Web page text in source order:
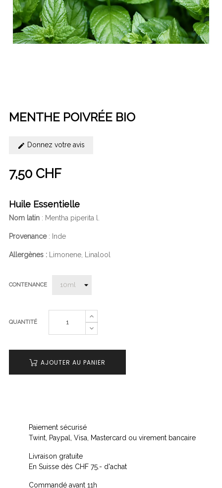
MENTHE POIVRÉE BIO
Donnez votre avis
7,50 CHF
Huile Essentielle
Nom latin : Mentha piperita l.
Provenance: Inde
Allergènes : Limonene, Linalool
CONTENANCE
QUANTITÉ
AJOUTER AU PANIER
Paiement sécurisé
Twint, Paypal, Visa, Mastercard ou virement bancaire
Livraison gratuite
En Suisse dès CHF 75.- d'achat
Commandé avant 11h